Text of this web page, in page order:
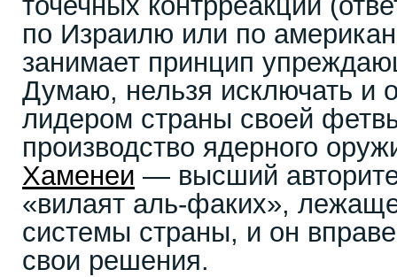
по Израилю или по
занимает принцип
Думаю, нельзя исключать и
лидером страны своей
производство ядерного
Хаменеи — высший
«вилаят аль-факих»,
системы страны, и он
свои решения.